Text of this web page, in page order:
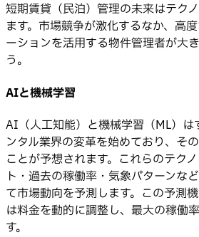
短期賃貸（民泊）管理の未来はテク
ます。市場競争が激化するなか、高
ーションを活用する物件管理者が大
う。
AIと機械学習
AI（人工知能）と機械学習（ML）は
ンタル業界の変革を始めており、そ
ことが予想されます。これらのテク
ト・過去の稼働率・気象パターンな
て市場動向を予測します。この予測
は料金を動的に調整し、最大の稼働
す。